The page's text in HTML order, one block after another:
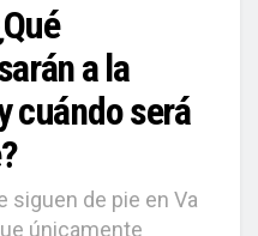
a la
cuándo será
siguen de pie en Va
únicamente